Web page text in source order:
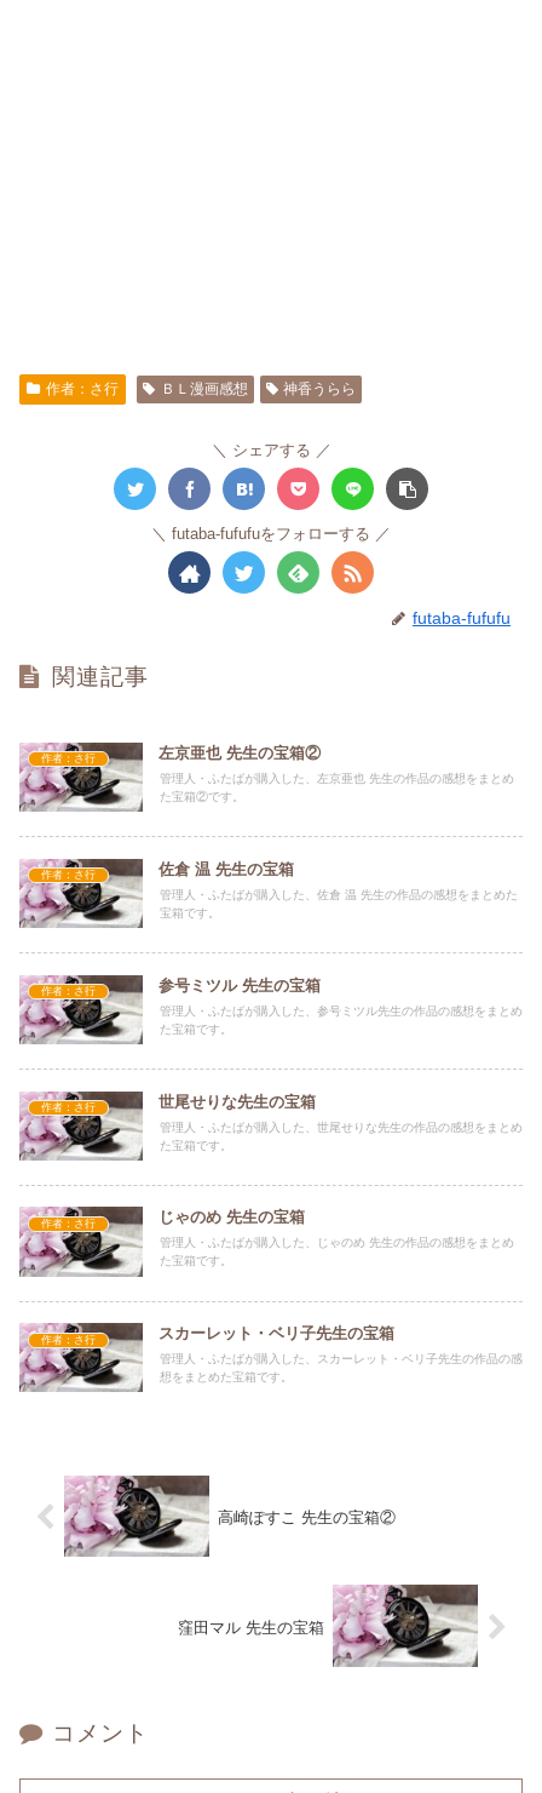
作者：さ行 ＢＬ漫画感想 神香うらら
シェアする
futaba-fufufuをフォローする
futaba-fufufu
関連記事
作者：さ行 左京亜也 先生の宝箱②
管理人・ふたばが購入した、左京亜也 先生の作品の感想をまとめ
た宝箱②です。
作者：さ行 佐倉 温 先生の宝箱
管理人・ふたばが購入した、佐倉 温 先生の作品の感想をまとめた
宝箱です。
作者：さ行 参号ミツル 先生の宝箱
管理人・ふたばが購入した、参号ミツル先生の作品の感想をまとめ
た宝箱です。
作者：さ行 世尾せりな先生の宝箱
管理人・ふたばが購入した、世尾せりな先生の作品の感想をまとめ
た宝箱です。
作者：さ行 じゃのめ 先生の宝箱
管理人・ふたばが購入した、じゃのめ 先生の作品の感想をまとめ
た宝箱です。
作者：さ行 スカーレット・ベリ子先生の宝箱
管理人・ふたばが購入した、スカーレット・ベリ子先生の作品の感
想をまとめた宝箱です。
高崎ぽすこ 先生の宝箱②
窪田マル 先生の宝箱
コメント